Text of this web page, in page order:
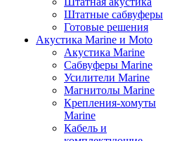
Штатные сабвуферы
Готовые решения
Акустика Marine и Moto
Акустика Marine
Сабвуферы Marine
Усилители Marine
Магнитолы Marine
Крепления-хомуты
Marine
Кабель и